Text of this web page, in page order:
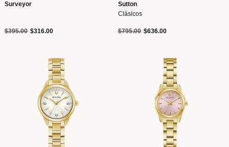
Surveyor
Precio reducido de
$395.00a$316.00
Sutton
Clásicos
Precio reducido de
$795.00a$636.00